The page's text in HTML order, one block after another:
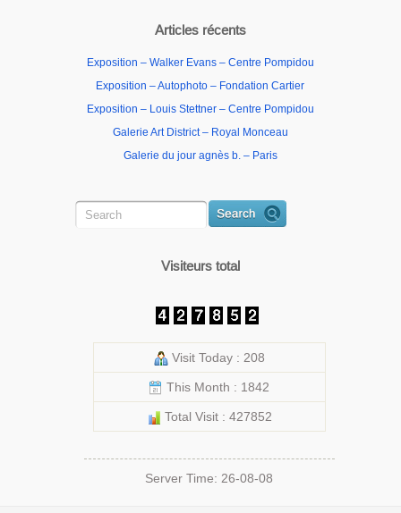
Articles récents
Exposition – Walker Evans – Centre Pompidou
Exposition – Autophoto – Fondation Cartier
Exposition – Louis Stettner – Centre Pompidou
Galerie Art District – Royal Monceau
Galerie du jour agnès b. – Paris
Visiteurs total
Visit Today : 208
This Month : 1842
Total Visit : 427852
Server Time: 26-08-08